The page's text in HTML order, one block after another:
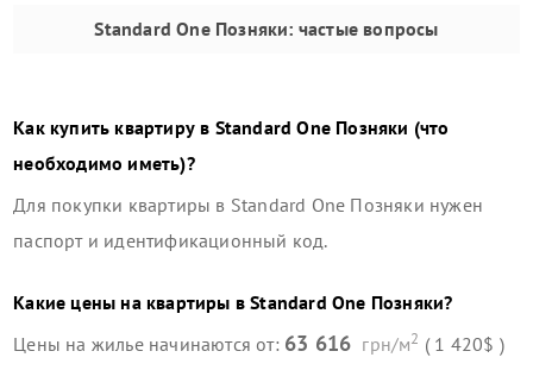
Standard One Позняки: частые вопросы
Как купить квартиру в Standard One Позняки (что
необходимо иметь)?
Для покупки квартиры в Standard One Позняки нужен
паспорт и идентификационный код.
Какие цены на квартиры вStandard One Позняки?
Цены на жилье начинаются от: 63 616 грн/м2 ( 1 420$ )